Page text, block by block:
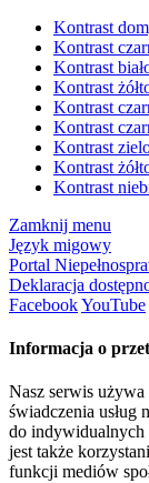
Kontrast
Kontrast
Kontrast
Kontrast
Kontrast
Kontrast
Kontrast
Kontrast
Kontrast
Zamknij menu
Język migowy
Portal
Deklaracja
FacebookYouTube
Informacja o
Nasz serwis
świadczenia usług
do
jest także
funkcji mediów